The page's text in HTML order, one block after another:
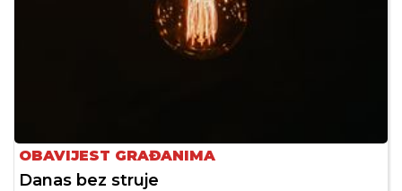
OBAVIJEST GRAĐANIMA
Danas bez struje